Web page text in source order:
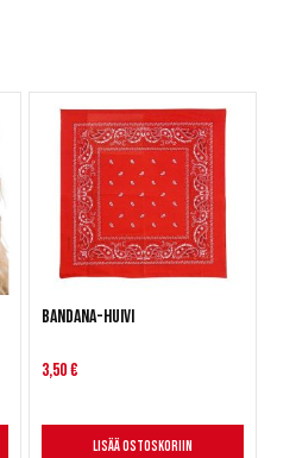
Bandana-huivi
3,50 €
Lisää ostoskoriin